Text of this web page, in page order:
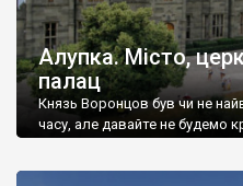
Алупка. Місто,
палац
Князь Воронцов був чи не
часу, але давайте не будемо